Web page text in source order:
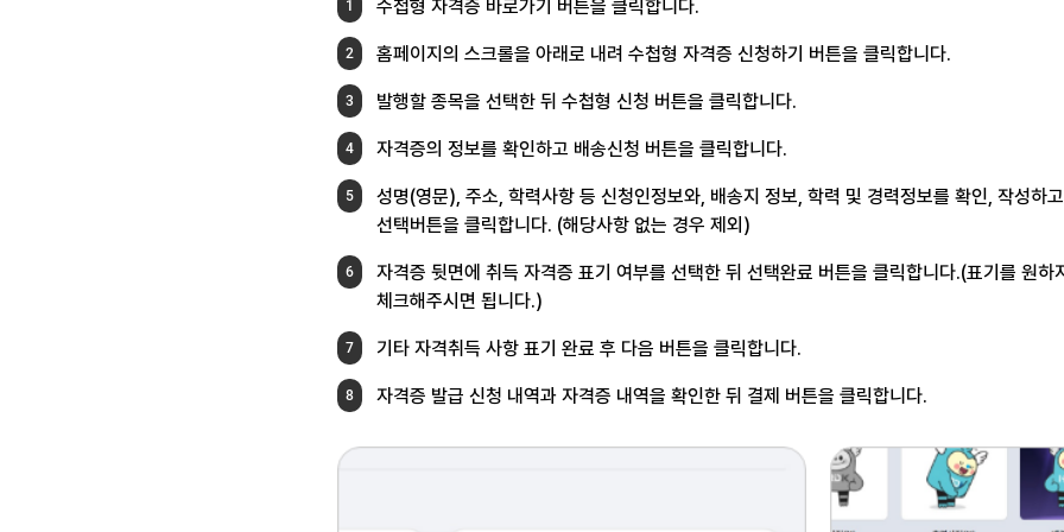
1 수첩형 자격증 바로가기 버튼을 클릭합니다.
2 홈페이지의 스크롤을 아래로 내려 수첩형 자격증 신청하기 버튼을 클릭합니다.
3 발행할 종목을 선택한 뒤 수첩형 신청 버튼을 클릭합니다.
4 자격증의 정보를 확인하고 배송신청 버튼을 클릭합니다.
5 성명(영문), 주소, 학력사항 등 신청인정보와, 배송지 정보, 학력 및 경력정보를 확인, 작성하
선택버튼을 클릭합니다. (해당사항 없는 경우 제외)
6 자격증 뒷면에 취득 자격증 표기 여부를 선택한 뒤 선택완료 버튼을 클릭합니다.(표기를 원하
체크해주시면 됩니다.)
7 기타 자격취득 사항 표기 완료 후 다음 버튼을 클릭합니다.
8 자격증 발급 신청 내역과 자격증 내역을 확인한 뒤 결제 버튼을 클릭합니다.